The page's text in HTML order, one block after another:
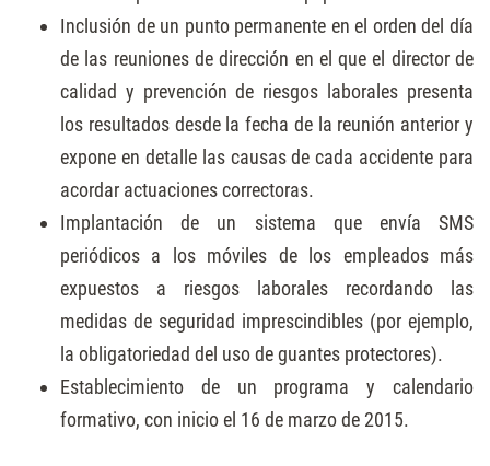
Inclusión de un punto permanente en el orden del día
de las reuniones de dirección en el que el director de
calidad y prevención de riesgos laborales presenta
los resultados desde la fecha de la reunión anterior y
expone en detalle las causas de cada accidente para
acordar actuaciones correctoras.
Implantación de un sistema que envía SMS
periódicos a los móviles de los empleados más
expuestos a riesgos laborales recordando las
medidas de seguridad imprescindibles (por ejemplo,
la obligatoriedad del uso de guantes protectores).
Establecimiento de un programa y calendario
formativo, con inicio el 16 de marzo de 2015.